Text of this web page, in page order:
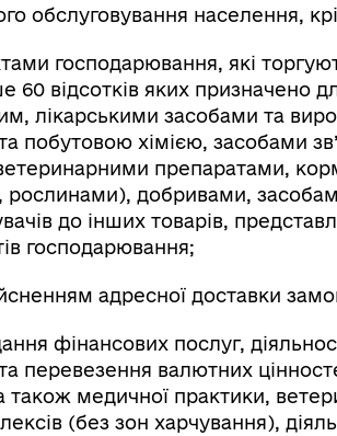
обслуговування населення,
господарювання, які
відсотків яких призначено
лікарськими засобами та
побутовою хімією, засобами
препаратами,
рослинами), добривами,
до інших товарів,
господарювання;
адресної доставки
фінансових послуг,
та перевезення валютних
також медичної практики,
(без зон харчування),